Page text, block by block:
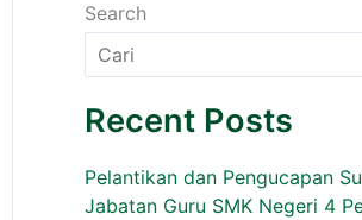
Search
Recent Posts
Pelantikan dan Pengucapan
Jabatan Guru SMK Negeri 4